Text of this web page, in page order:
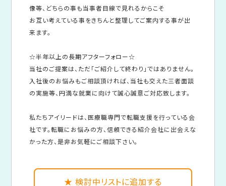
像等、どちらの事も当事者目線で見れるからこそ
お互い考えている事をきちんと整理してご案内する事が出
来ます。
☆半年以上の長期アフターフォロー☆
当社のご提案は、ただ「ご紹介して終わり」ではありません。
入社後のお悩みもご相談頂ければ、当社も交えた三者面談
の実施等、円満な就業に向けて誠心誠意ご対応致します。
私たちアイリードは、医療職専門で転職支援を行っている会
社です。転職にお悩みの方、信頼できる紹介会社に出会えな
かった方、是非お気軽にご相談下さい。
★ 検討中リストに追加する